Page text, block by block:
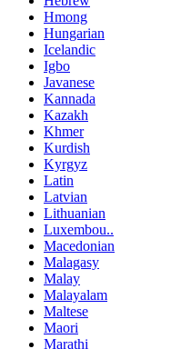
Hmong
Hungarian
Icelandic
Igbo
Javanese
Kannada
Kazakh
Khmer
Kurdish
Kyrgyz
Latin
Latvian
Lithuanian
Luxembou..
Macedonian
Malagasy
Malay
Malayalam
Maltese
Maori
Marathi